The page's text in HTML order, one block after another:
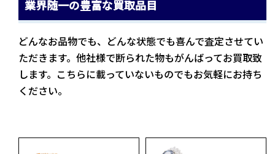
業界随一の豊富な買取品目
どんなお品物でも、どんな状態でも喜んで査定させてい
ただきます。他社様で断られた物もがんばってお買取致
します。こちらに載っていないものでもお気軽にお持ち
ください。